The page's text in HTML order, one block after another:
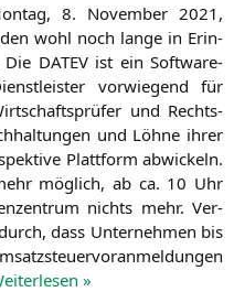
8. Novem­ber 2021,
wohl noch lan­ge in Erin­
Die DATEVist ein Soft­ware­
vor­wie­gend für
und Rechts­
und Löh­ne ihrer
Platt­form abwi­ckeln.
mög­lich, ab ca. 10 Uhr
nichts mehr. Ver­
dass Unter­neh­men bis
»